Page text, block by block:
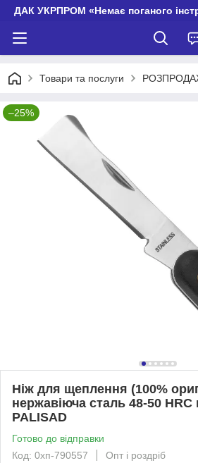
ДАК УКРПРОМ «Немає поганого
Товари та послуги
–25%
Ніж для щеплення (100%
нержавіюча сталь 48-50 HRC
PALISAD
Готово до відправки
Код: 0хп-790557
Опт і роздріб